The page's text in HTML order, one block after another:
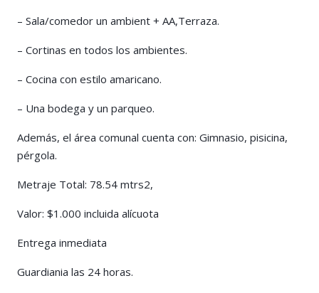
– Sala/comedor un ambient + AA,Terraza.
– Cortinas en todos los ambientes.
– Cocina con estilo amaricano.
– Una bodega y un parqueo.
Además, el área comunal cuenta con: Gimnasio, pisicina,
pérgola.
Metraje Total: 78.54 mtrs2,
Valor: $1.000 incluida alícuota
Entrega inmediata
Guardiania las 24 horas.